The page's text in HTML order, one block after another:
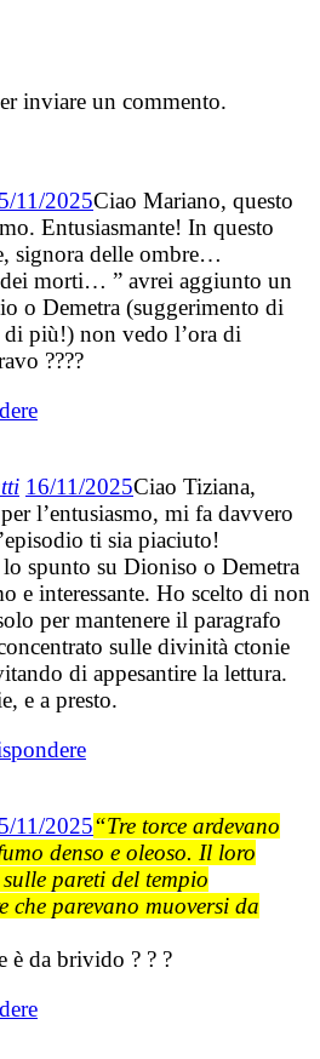
inviare un commento.
11/2025Ciao Mariano, questo
Entusiasmante! In questo
signora delle ombre…
dei morti… ” avrei aggiunto un
o Demetra (suggerimento di
di più!) non vedo l’ora di
????
16/11/2025Ciao Tiziana,
l’entusiasmo, mi fa davvero
ti sia piaciuto!
spunto su Dioniso o Demetra
e interessante. Ho scelto di non
per mantenere il paragrafo
sulle divinità ctonie
di appesantire la lettura.
e a presto.
11/2025“Tre torce ardevano
denso e oleoso. Il loro
pareti del tempio
che parevano muoversi da
è da brivido ? ? ?